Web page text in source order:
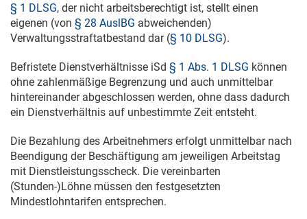
§ 1 DLSG, der nicht arbeitsberechtigt ist, stellt einen
eigenen (von § 28 AuslBG abweichenden)
Verwaltungsstraftatbestand dar (§ 10 DLSG).
Befristete Dienstverhältnisse iSd § 1 Abs. 1 DLSG können
ohne zahlenmäßige Begrenzung und auch unmittelbar
hintereinander abgeschlossen werden, ohne dass dadurch
ein Dienstverhältnis auf unbestimmte Zeit entsteht.
Die Bezahlung des Arbeitnehmers erfolgt unmittelbar nach
Beendigung der Beschäftigung am jeweiligen Arbeitstag
mit Dienstleistungsscheck. Die vereinbarten
(Stunden-)Löhne müssen den festgesetzten
Mindestlohntarifen entsprechen.